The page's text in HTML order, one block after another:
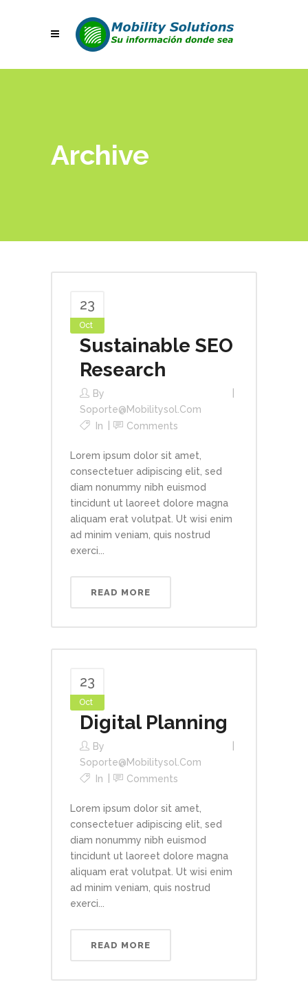
Archive
23
Oct
Sustainable SEO
Research
By
Soporte@mobilitysol.com
In
Comments
Lorem ipsum dolor sit amet,
consectetuer adipiscing elit, sed
diam nonummy nibh euismod
tincidunt ut laoreet dolore magna
aliquam erat volutpat. Ut wisi enim
ad minim veniam, quis nostrud
exerci...
READ MORE
23
Oct
Digital Planning
By
Soporte@mobilitysol.com
In
Comments
Lorem ipsum dolor sit amet,
consectetuer adipiscing elit, sed
diam nonummy nibh euismod
tincidunt ut laoreet dolore magna
aliquam erat volutpat. Ut wisi enim
ad minim veniam, quis nostrud
exerci...
READ MORE